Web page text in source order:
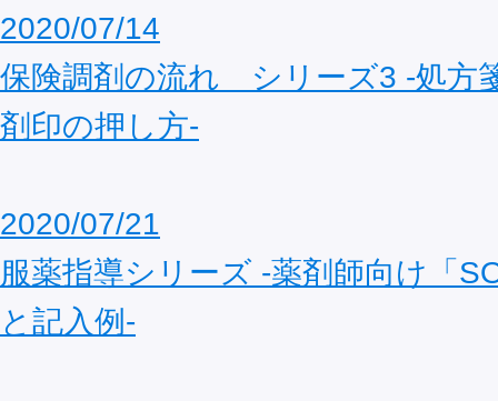
2020/07/14
保険調剤の流れ シリーズ3 ‐処方
剤印の押し方‐
2020/07/21
服薬指導シリーズ ‐薬剤師向け「
と記入例‐